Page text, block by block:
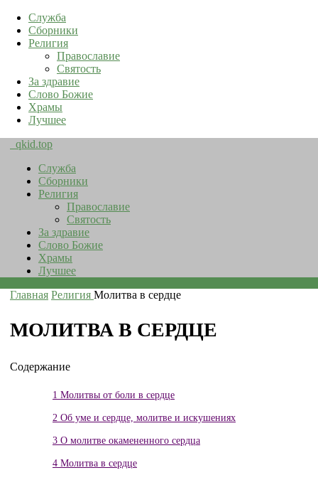
Служба
Сборники
Религия
Православие
Святость
За здравие
Слово Божие
Храмы
Лучшее
qkid.top
Служба
Сборники
Религия
Православие
Святость
За здравие
Слово Божие
Храмы
Лучшее
Главная Религия Молитва в сердце
МОЛИТВА В СЕРДЦЕ
Содержание
1 Молитвы от боли в сердце
2 Об уме и сердце, молитве и искушениях
3 О молитве окамененного сердца
4 Молитва в сердце